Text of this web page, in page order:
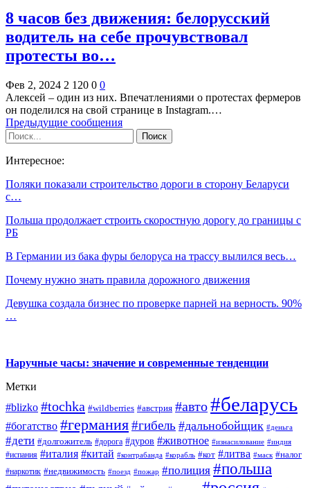
8 часов без движения: белорусский
водитель на себе прочувствовал
протесты во…
Фев 2, 2024 2 120 0 0
Алексей – один из них. Впечатлениями о протестах фермеров
он поделился на свой странице в Instagram.…
Предыдущие сообщения
Интересное:
Поляки показали строительство дороги в сторону Беларуси
с…
Польша продолжает строить скоростную дорогу до границы с
РБ
В Германии из бака фуры белоруса на трассу вылился весь…
Почему нужно знать правила дорожного движения
Девушка создала бизнес по проверке парней на верность. 90%
…
Наручные часы: значение и современные тенденции
Метки
#blizko #tochka #wildberries #австрия #авто#беларусь
#богатство #германия#гибель #дальнобойщик #деньга
#дети #долгожитель #дорога #дуров #животное #изнасилование #индия
#испания #италия #китай #контрабанда #корабль #кот #литва #маск #налог
#наркотик #недвижимость #поезд #пожар #полиция #польша